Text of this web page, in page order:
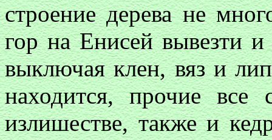
строение дерева не
гор на Енисей вывезти и
выключая клен, вяз и
находится, прочие
излишестве, также и